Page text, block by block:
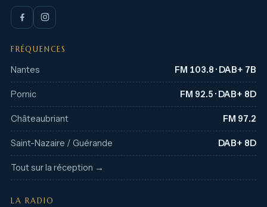
FRÉQUENCES
Nantes FM 103.8 · DAB+ 7B
Pornic FM 92.5 · DAB+ 8D
Châteaubriant FM 97.2
Saint-Nazaire / Guérande DAB+ 8D
Tout sur la réception →
LA RADIO